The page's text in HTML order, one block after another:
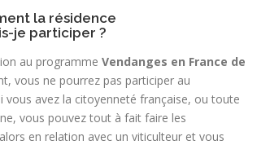
la résidence
je participer ?
au programme Vendanges en France de
vous ne pourrez pas participer au
vous avez la citoyenneté française, ou toute
vous pouvez tout à fait faire les
en relation avec un viticulteur et vous